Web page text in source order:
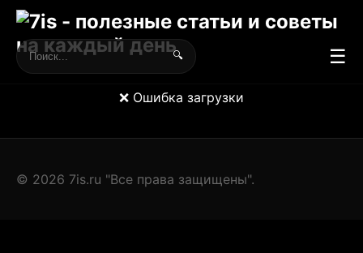
🔍 ☰
❌ Ошибка загрузки
© 2026 7is.ru "Все права защищены".